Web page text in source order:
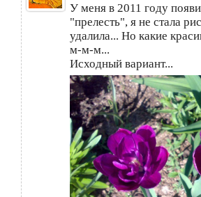
У меня в 2011 году
"прелесть", я не стала
удалила... Но какие
м-м-м...
Исходный вариант...